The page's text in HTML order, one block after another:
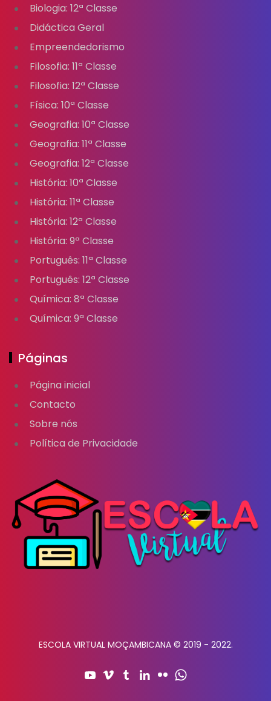
Biologia: 12ª Classe
Didáctica Geral
Empreendedorismo
Filosofia: 11ª Classe
Filosofia: 12ª Classe
Física: 10ª Classe
Geografia: 10ª Classe
Geografia: 11ª Classe
Geografia: 12ª Classe
História: 10ª Classe
História: 11ª Classe
História: 12ª Classe
História: 9ª Classe
Português: 11ª Classe
Português: 12ª Classe
Química: 8ª Classe
Química: 9ª Classe
Páginas
Página inicial
Contacto
Sobre nós
Política de Privacidade
ESCOLA VIRTUAL MOÇAMBICANA © 2019 - 2022.